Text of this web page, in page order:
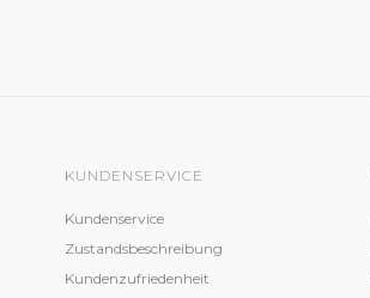
KUNDENSERVICE
Kundenservice
Zustandsbeschreibung
Kundenzufriedenheit